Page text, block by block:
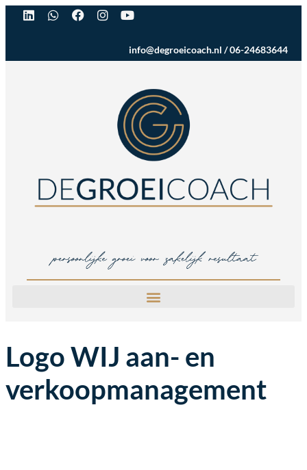
info@degroeicoach.nl /06-24683644
Logo WIJ aan- en
verkoopmanagement